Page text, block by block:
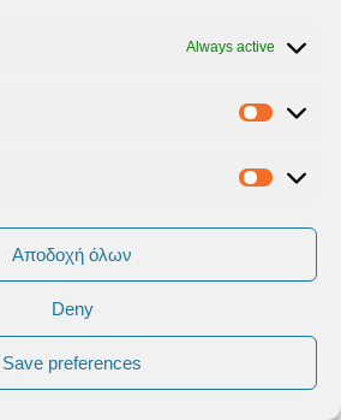
Always active
Αποδοχή όλων
Deny
Save preferences
2024